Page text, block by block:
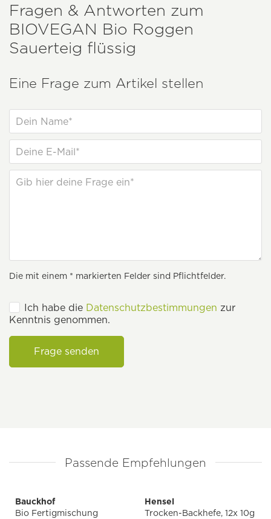
Fragen & Antworten zum
BIOVEGAN Bio Roggen
Sauerteig flüssig
Eine Frage zum Artikel stellen
Die mit einem * markierten Felder sind Pflichtfelder.
Ich habe die Datenschutzbestimmungen zur
Kenntnis genommen.
Frage senden
Passende Empfehlungen
Bauckhof
Bio Fertigmischung
Hensel
Trocken-Backhefe, 12x 10g